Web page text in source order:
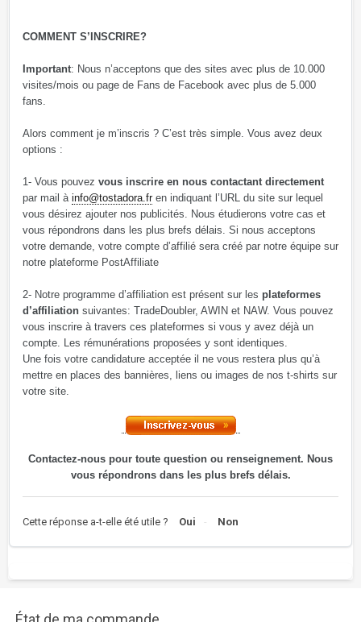
COMMENT S’INSCRIRE?
Important: Nous n’acceptons que des sites avec plus de 10.000
visites/mois ou page de Fans de Facebook avec plus de 5.000
fans.
Alors comment je m’inscris ? C’est très simple. Vous avez deux
options :
1- Vous pouvez vous inscrire en nous contactant directement
par mail à info@tostadora.fren indiquant l’URL du site sur lequel
vous désirez ajouter nos publicités. Nous étudierons votre cas et
vous répondrons dans les plus brefs délais. Si nous acceptons
votre demande, votre compte d’affilié sera créé par notre équipe sur
notre plateforme PostAffiliate
2- Notre programme d’affiliation est présent sur les plateformes
d’affiliation suivantes: TradeDoubler, AWIN et NAW. Vous pouvez
vous inscrire à travers ces plateformes si vous y avez déjà un
compte. Les rémunérations proposées y sont identiques.
Une fois votre candidature acceptée il ne vous restera plus qu’à
mettre en places des bannières, liens ou images de nos t-shirts sur
votre site.
Contactez-nous pour toute question ou renseignement. Nous
vous répondrons dans les plus brefs délais.
Cette réponse a-t-elle été utile ? Oui Non